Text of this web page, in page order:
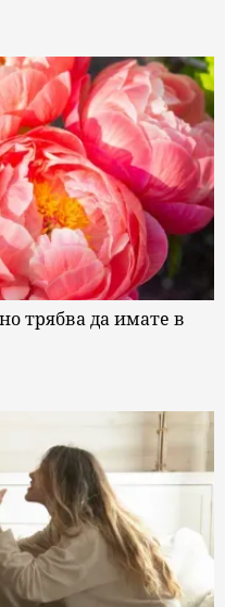
трябва да имате в